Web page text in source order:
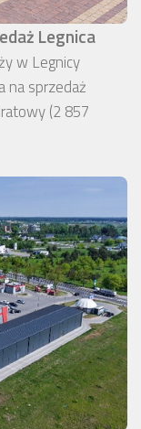
Legnica
w Legnicy
na sprzedaż
(2 857